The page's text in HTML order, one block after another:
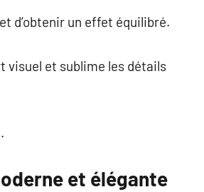
d’obtenir un effet équilibré.
visuel et sublime les détails
et élégante